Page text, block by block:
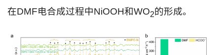
在DMF电合成过程中NiOOH和WO2的形成。